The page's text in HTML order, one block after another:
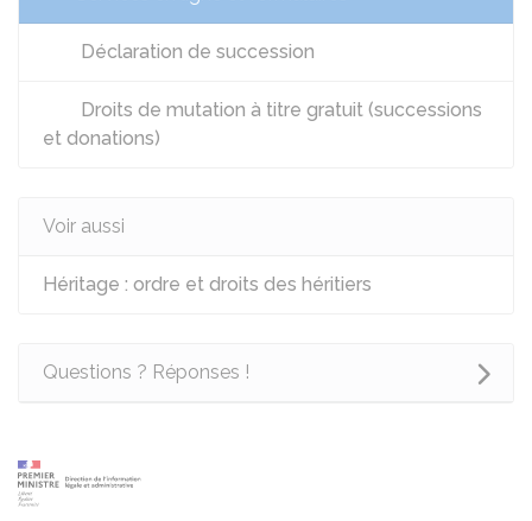
Déclaration de succession
Droits de mutation à titre gratuit (successions
et donations)
Voir aussi
Héritage : ordre et droits des héritiers
Questions ? Réponses !